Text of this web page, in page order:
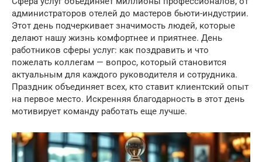
администраторов отелей до мастеров бьюти-индустрии.
Этот день подчеркивает значимость людей, которые
делают нашу жизнь комфортнее и приятнее. День
работников сферы услуг: как поздравить и что
пожелать коллегам — вопрос, который становится
актуальным для каждого руководителя и сотрудника.
Праздник объединяет всех, кто ставит клиентский опыт
на первое место. Искренняя благодарность в этот день
мотивирует команду работать еще лучше.